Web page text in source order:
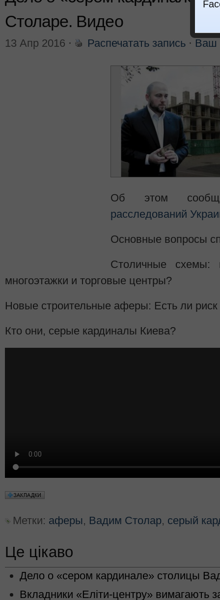
Столаре. Видео
13 Апр 2016 ⋅ Распечатать запись ⋅ Ваш
Об этом
расследований
Основные вопросы
Столичные схемы:
многоэтажки и торговые центры?
Новые строительные аферы: Есть ли риск
Кто они, серые кардиналы Киева?
Метки: аферы, Вадим Столар, серый
Це цікаво
Дело о «сером кардинале» столицы
Вкладники «Еліти-центру» вимагають